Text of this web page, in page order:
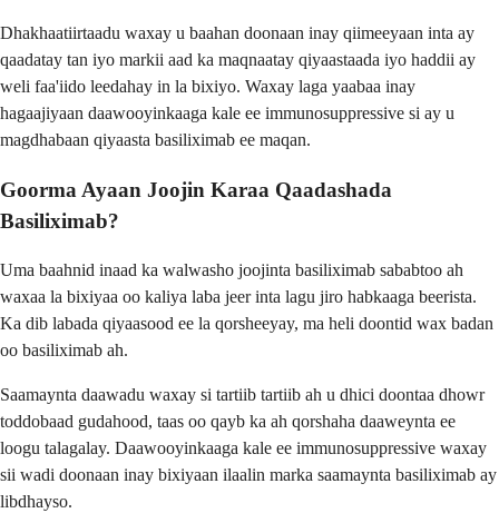
Dhakhaatiirtaadu waxay u baahan doonaan inay qiimeeyaan inta ay
qaadatay tan iyo markii aad ka maqnaatay qiyaastaada iyo haddii ay
weli faa'iido leedahay in la bixiyo. Waxay laga yaabaa inay
hagaajiyaan daawooyinkaaga kale ee immunosuppressive si ay u
magdhabaan qiyaasta basiliximab ee maqan.
Goorma Ayaan Joojin Karaa Qaadashada
Basiliximab?
Uma baahnid inaad ka walwasho joojinta basiliximab sababtoo ah
waxaa la bixiyaa oo kaliya laba jeer inta lagu jiro habkaaga beerista.
Ka dib labada qiyaasood ee la qorsheeyay, ma heli doontid wax badan
oo basiliximab ah.
Saamaynta daawadu waxay si tartiib tartiib ah u dhici doontaa dhowr
toddobaad gudahood, taas oo qayb ka ah qorshaha daaweynta ee
loogu talagalay. Daawooyinkaaga kale ee immunosuppressive waxay
sii wadi doonaan inay bixiyaan ilaalin marka saamaynta basiliximab ay
libdhayso.